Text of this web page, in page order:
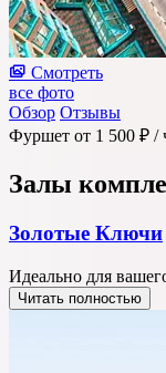
Смотреть
все фото
Обзор Отзывы
Фуршет от 1 500 ₽ /
Залы
Золотые Ключи
Идеально для
Читать полностью